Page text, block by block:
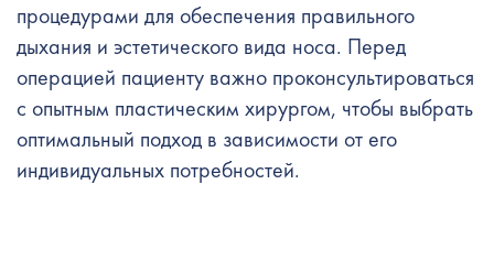
процедурами для обеспечения правильного
дыхания и эстетического вида носа. Перед
операцией пациенту важно проконсультироваться
с опытным пластическим хирургом, чтобы выбрать
оптимальный подход в зависимости от его
индивидуальных потребностей.